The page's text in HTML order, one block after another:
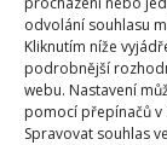
odvolání souhlasu
Kliknutím níže
podrobnější
webu. Nastavení
pomocí přepínačů v
Spravovat souhlas